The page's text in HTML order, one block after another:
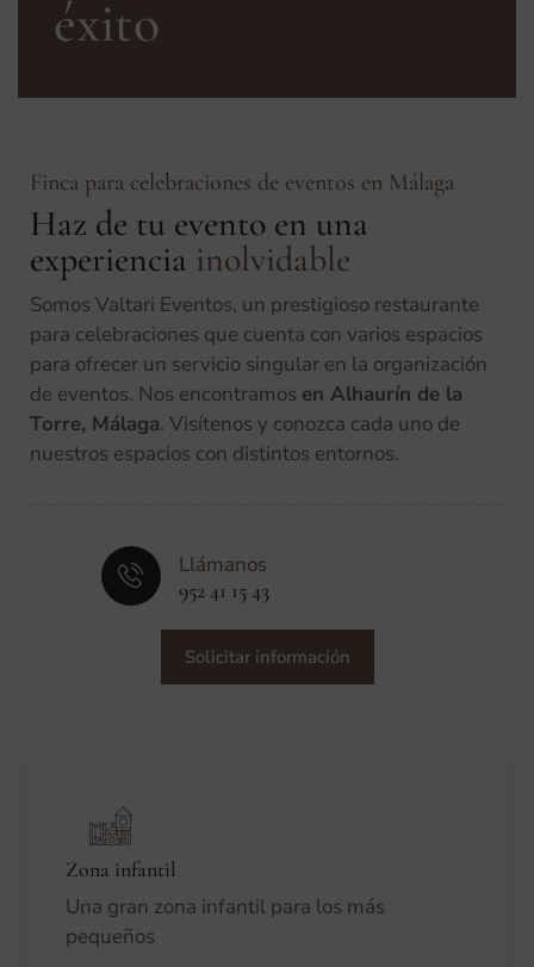
éxito
Finca para celebraciones de eventos en Málaga
Haz de tu evento en una
experiencia inolvidable
Somos Valtari Eventos, un prestigioso restaurante
para celebraciones que cuenta con varios espacios
para ofrecer un servicio singular en la organización
de eventos. Nos encontramos en Alhaurín de la
Torre, Málaga. Visítenos y conozca cada uno de
nuestros espacios con distintos entornos.
Llámanos
952 41 15 43
Solicitar información
Zona infantil
Una gran zona infantil para los más
pequeños